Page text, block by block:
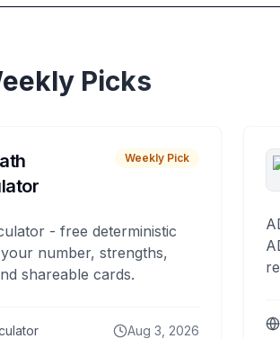
Picks
Weekly Pick
- free deterministic
number, strengths,
shareable cards.
Aug 3, 2026